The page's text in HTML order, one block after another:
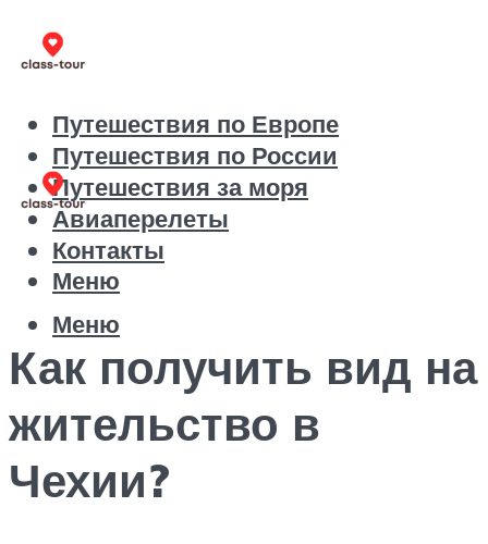
Путешествия по Европе
Путешествия по России
Путешествия за моря
Авиаперелеты
Контакты
Меню
Меню
Как получить вид на
жительство в
Чехии?